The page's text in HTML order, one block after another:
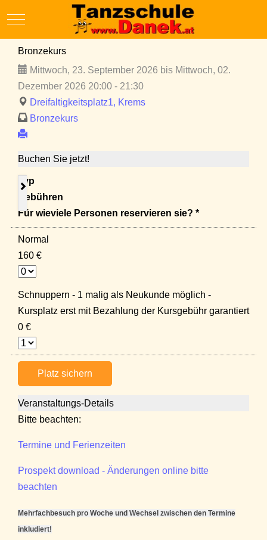
Mobile Menu Toggle
Bronzekurs
Mittwoch, 23. September 2026 bis Mittwoch, 02.
Dezember 2026 20:00 - 21:30
Dreifaltigkeitsplatz1, Krems
Bronzekurs
Buchen Sie jetzt!
Typ
Gebühren
Für wieviele Personen reservieren sie? *
Normal
160 €
Schnuppern - 1 malig als Neukunde möglich -
Kursplatz erst mit Bezahlung der Kursgebühr garantiert
0 €
Platz sichern
Veranstaltungs-Details
Bitte beachten:
Termine und Ferienzeiten
Prospekt download - Änderungen online bitte
beachten
Mehrfachbesuch pro Woche und Wechsel zwischen den Termine
inkludiert!